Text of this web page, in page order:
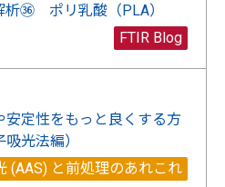
析㊱ ポリ乳酸（PLA）
FTIR Blog
安定性をもっと良くする方
光法編）
(AAS) と前処理のあれこれ